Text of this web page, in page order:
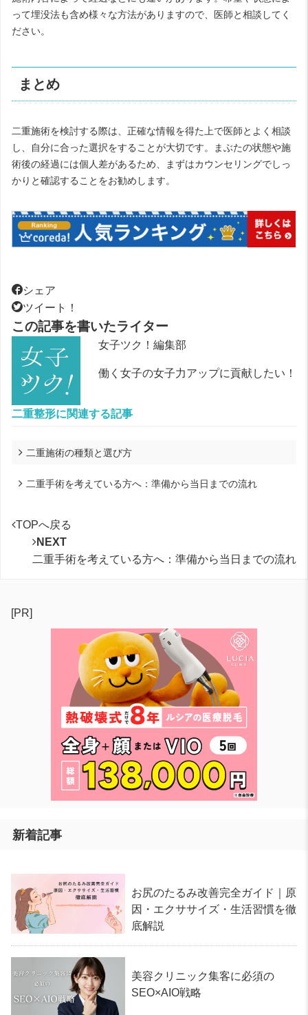
って埋没法も含め様々な方法がありますので、医師と相談してく
ださい。
まとめ
二重施術を検討する際は、正確な情報を得た上で医師とよく相談
し、自分に合った選択をすることが大切です。まぶたの状態や施
術後の経過には個人差があるため、まずはカウンセリングでしっ
かりと確認することをお勧めします。
シェア
ツイート！
この記事を書いたライター
女子ツク！編集部
働く女子の女子力アップに貢献したい！
二重整形に関連する記事
二重施術の種類と選び方
二重手術を考えている方へ：準備から当日までの流れ
TOPへ戻る
NEXT
二重手術を考えている方へ：準備から当日までの流れ
[PR]
新着記事
お尻のたるみ改善完全ガイド｜原
因・エクササイズ・生活習慣を徹
底解説
美容クリニック集客に必須の
SEO×AIO戦略